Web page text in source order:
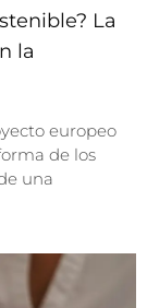
La
la
europeo
de los
una